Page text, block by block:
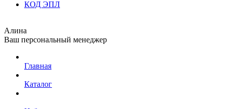
КОД ЭПЛ
Алина
Ваш персональный менеджер
Главная
Каталог